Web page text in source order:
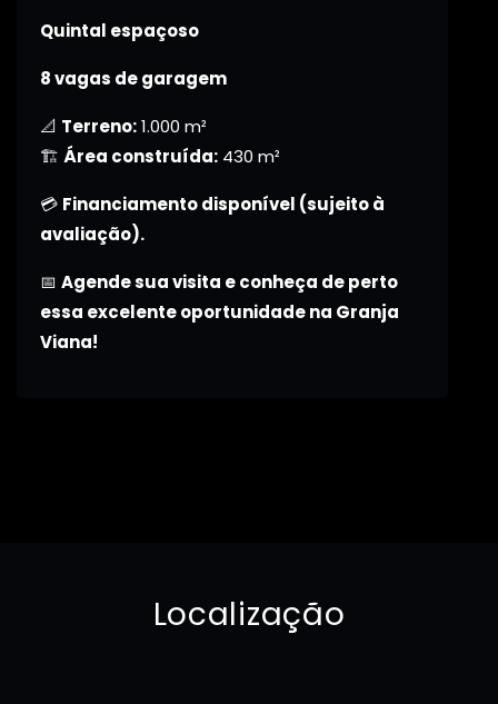
Quintal espaçoso
8 vagas de garagem
📐 Terreno:1.000 m²
🏗️ Área construída: 430 m²
💳 Financiamento disponível (sujeito à
avaliação).
📅 Agende sua visita e conheça de perto
essa excelente oportunidade na Granja
Viana!
Localização